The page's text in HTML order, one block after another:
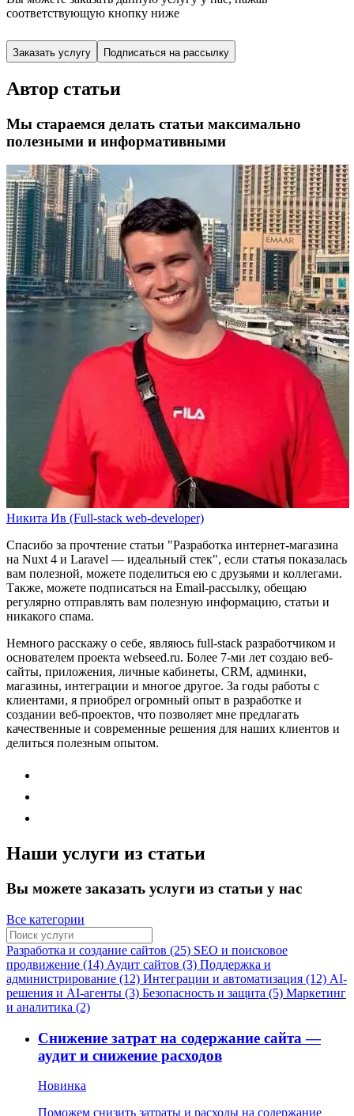
соответствующую кнопку ниже
Заказать услугу Подписаться на рассылку
Автор статьи
Мы стараемся делать статьи максимально
полезными и информативными
Никита Ив (Full-stack web-developer)
Спасибо за прочтение статьи "Разработка интернет-магазина
на Nuxt 4 и Laravel — идеальный стек", если статья показалась
вам полезной, можете поделиться ею с друзьями и коллегами.
Также, можете подписаться на Email-рассылку, обещаю
регулярно отправлять вам полезную информацию, статьи и
никакого спама.
Немного расскажу о себе, являюсь full-stack разработчиком и
основателем проекта webseed.ru. Более 7-ми лет создаю веб-
сайты, приложения, личные кабинеты, CRM, админки,
магазины, интеграции и многое другое. За годы работы с
клиентами, я приобрел огромный опыт в разработке и
создании веб-проектов, что позволяет мне предлагать
качественные и современные решения для наших клиентов и
делиться полезным опытом.
Наши услуги из статьи
Вы можете заказать услуги из статьи у нас
Все категории
Разработка и создание сайтов (25) SEO и поисковое
продвижение (14) Аудит сайтов (3) Поддержка и
администрирование (12) Интеграции и автоматизация (12) AI-
решения и AI-агенты (3) Безопасность и защита (5) Маркетинг
и аналитика (2)
Снижение затрат на содержание сайта —
аудит и снижение расходов
Новинка
Поможем снизить затраты и расходы на содержание